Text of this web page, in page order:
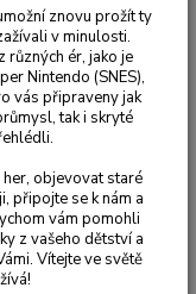
Edition
znovu prožít ty
v minulosti.
ér, jako je
Nintendo (SNES),
vás připraveny jak
tak i skryté
objevovat staré
připojte se k nám a
vám pomohli
z vašeho dětství a
Vítejte ve světě